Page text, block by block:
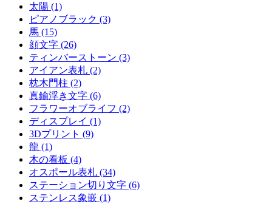
太陽 (1)
ピアノブラック (3)
馬 (15)
顔文字 (26)
ティンバーストーン (3)
アイアン表札 (2)
枕木門柱 (2)
真鍮浮き文字 (6)
フラワーオブライフ (2)
ディスプレイ (1)
3Dプリント (9)
龍 (1)
木の看板 (4)
オスポール表札 (34)
ステーション切り文字 (6)
ステンレス象嵌 (1)